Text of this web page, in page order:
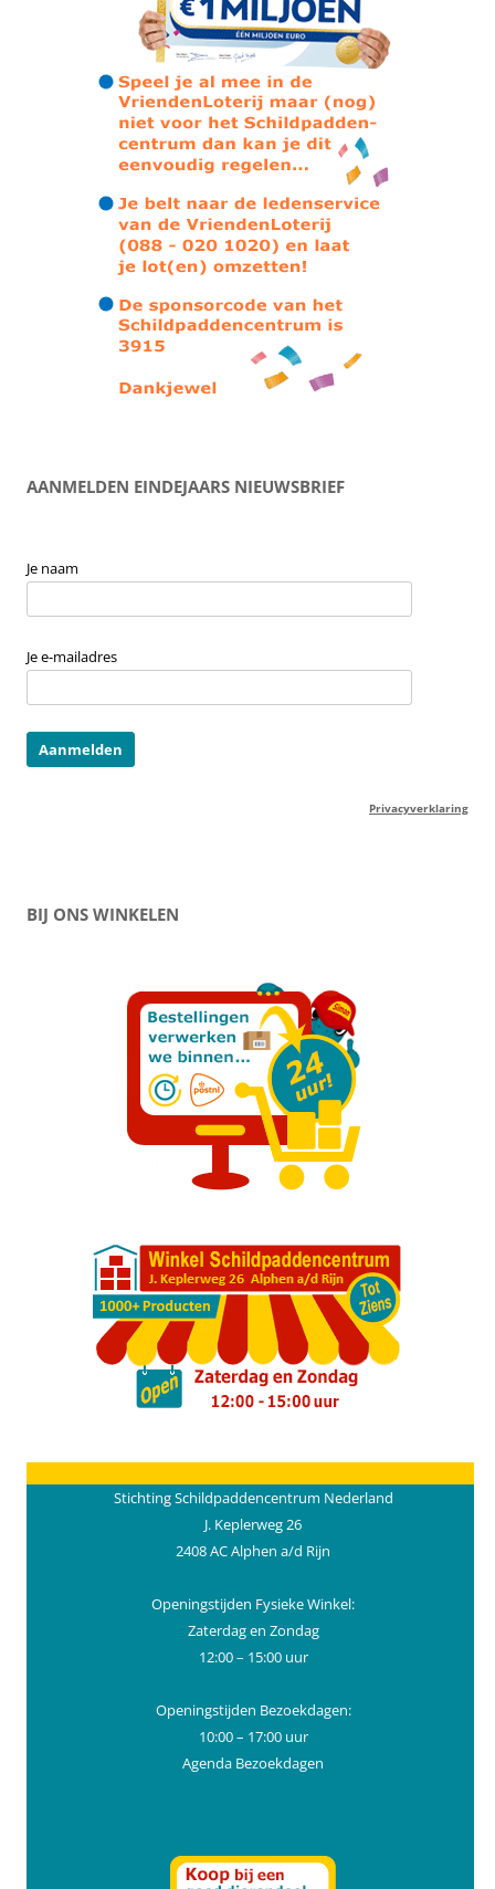
AANMELDEN EINDEJAARS NIEUWSBRIEF
Je naam
Je e-mailadres
Privacyverklaring
BIJ ONS WINKELEN
Stichting Schildpaddencentrum Nederland
J. Keplerweg 26
2408 AC Alphen a/d Rijn
Openingstijden Fysieke Winkel:
Zaterdag en Zondag
12:00 – 15:00 uur
Openingstijden Bezoekdagen:
10:00 – 17:00 uur
Agenda Bezoekdagen